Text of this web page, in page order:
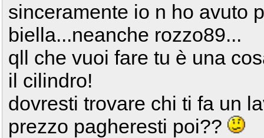
sinceramente io n ho avuto
biella...neanche rozzo89...
qll che vuoi fare tu è una
il cilindro!
dovresti trovare chi ti fa un
prezzo pagheresti poi??